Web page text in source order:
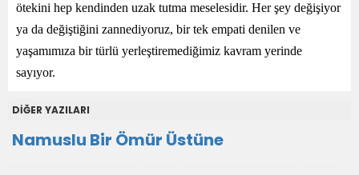
ötekini hep kendinden uzak tutma meselesidir. Her şey değişiyor
ya da değiştiğini zannediyoruz, bir tek empati denilen ve
yaşamımıza bir türlü yerleştiremediğimiz kavram yerinde
sayıyor.
DİĞER YAZILARI
Namuslu Bir Ömür Üstüne